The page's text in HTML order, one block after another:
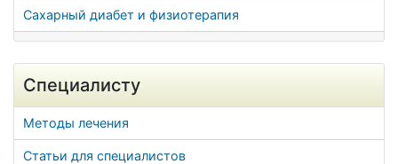
Сахарный диабет и физиотерапия
Специалисту
Методы лечения
Статьи для специалистов